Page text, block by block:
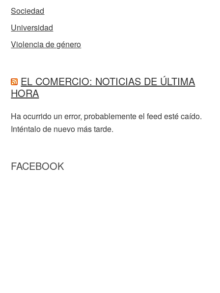
Sociedad
Universidad
Violencia de género
EL COMERCIO: NOTICIAS DE ÚLTIMA
HORA
Ha ocurrido un error, probablemente el feed esté caído.
Inténtalo de nuevo más tarde.
FACEBOOK